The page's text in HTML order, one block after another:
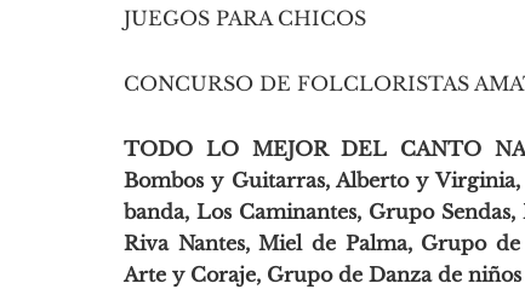
JUEGOS PARA CHICOS
CONCURSO DE FOLCLORISTAS
TODO LO MEJOR DEL CANTO
Bombos y Guitarras, Alberto y
banda, Los Caminantes, Grupo
Riva Nantes, Miel de Palma, Grupo
Arte y Coraje, Grupo de Danza de